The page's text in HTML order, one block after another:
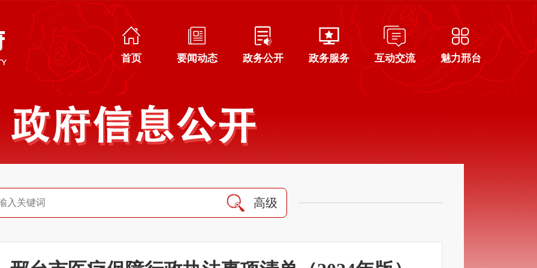
首页 要闻动态 政务公开 政务服务 互动交流 魅力邢台
高级